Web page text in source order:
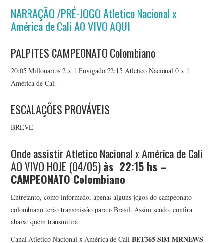
NARRAÇÃO /PRÉ-JOGO Atletico Nacional x
América de Cali AO VIVO AQUI
PALPITES CAMPEONATO Colombiano
20:05 Millonarios 2 x 1 Envigado 22:15 Atletico Nacional 0 x 1
América de Cali
ESCALAÇÕES PROVÁVEIS
BREVE
Onde assistir Atletico Nacional x América de Cali
AO VIVO HOJE (04/05)às 22:15 hs –
CAMPEONATO Colombiano
Entretanto, como informado, apenas alguns jogos do campeonato
colombiano terão transmissão para o Brasil. Assim sendo, confira
abaixo quem transmitirá
Canal Atletico Nacional x América de CaliBET365 SIM MRNEWS